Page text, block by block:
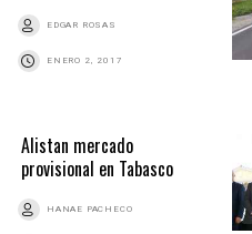
EDGAR ROSAS
ENERO 2, 2017
Alistan mercado
provisional en Tabasco
HANAE PACHECO